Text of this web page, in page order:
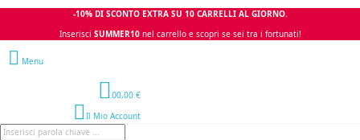
-10% DI SCONTO EXTRA SU 10 CARRELLI AL GIORNO.
Inserisci SUMMER10 nel carrello e scopri se sei tra i fortunati!
Menu
00,00 €
Il Mio Account